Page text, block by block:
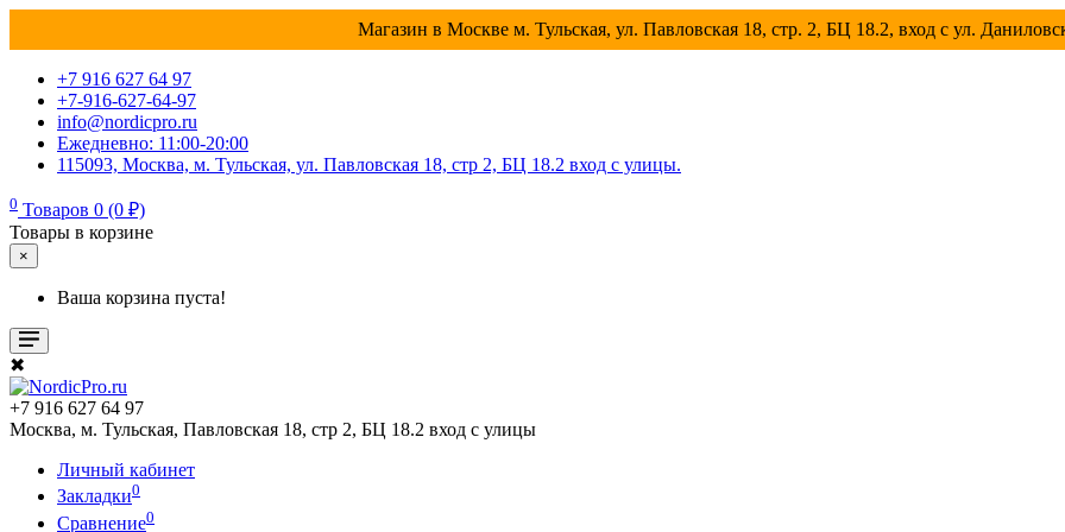
Магазин в Москве м. Тульская, ул. Павловская 18, стр. 2, БЦ 18.2, вход с ул.
+7 916 627 64 97
+7-916-627-64-97
info@nordicpro.ru
Ежедневно: 11:00-20:00
115093, Москва, м. Тульская, ул. Павловская 18, стр 2, БЦ 18.2 вход с улицы.
0 Товаров 0 (0 ₽)
Товары в корзине
×
Ваша корзина пуста!
✖
+7 916 627 64 97
Москва, м. Тульская, Павловская 18, стр 2, БЦ 18.2 вход с улицы
Личный кабинет
Закладки0
Сравнение0